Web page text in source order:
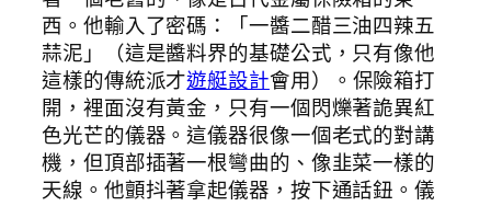
西。他輸入了密碼：「一醬二醋三油四辣五
蒜泥」（這是醬料界的基礎公式，只有像他
這樣的傳統派才遊艇設計會用）。保險箱打
開，裡面沒有黃金，只有一個閃爍著詭異紅
色光芒的儀器。這儀器很像一個老式的對講
機，但頂部插著一根彎曲的、像韭菜一樣的
天線。他顫抖著拿起儀器，按下通話鈕。儀